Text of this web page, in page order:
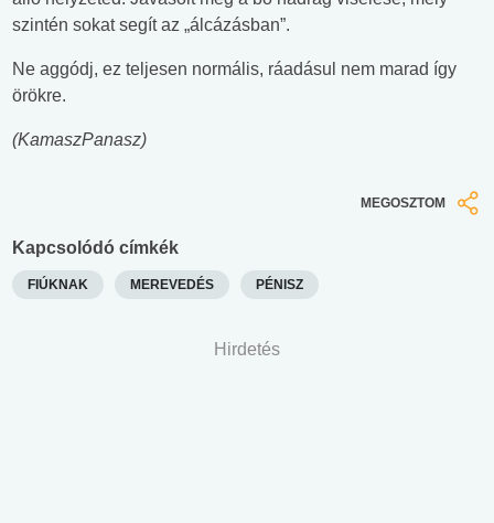
szintén sokat segít az „álcázásban”.
Ne aggódj, ez teljesen normális, ráadásul nem marad így
örökre.
(KamaszPanasz)
MEGOSZTOM
Kapcsolódó címkék
FIÚKNAK MEREVEDÉS PÉNISZ
Hirdetés